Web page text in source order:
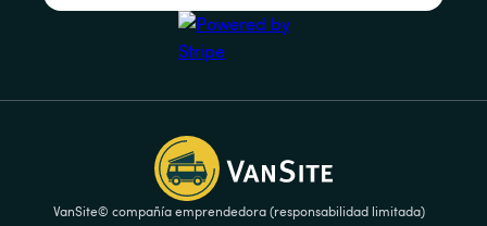
VanSite© compañía emprendedora (responsabilidad limitada)